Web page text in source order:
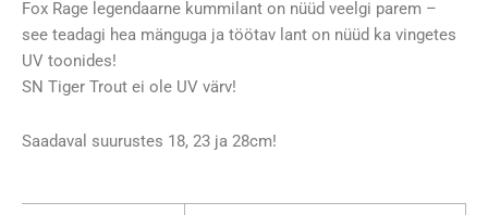
oli:
7,70 €.
on:
4,90 €.
Fox Rage legendaarne kummilant on nüüd veelgi parem –
see teadagi hea mänguga ja töötav lant on nüüd ka vingetes
UV toonides!
SN Tiger Trout ei ole UV värv!
Saadaval suurustes 18, 23 ja 28cm!